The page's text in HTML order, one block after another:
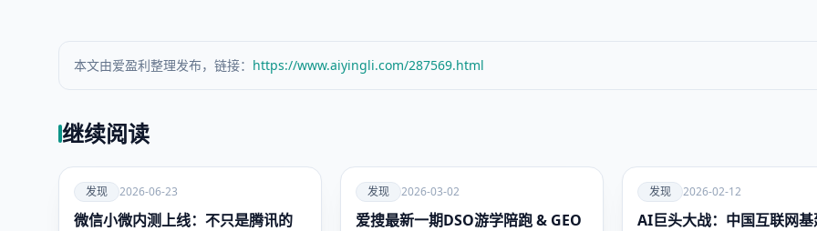
本文由爱盈利整理发布，链接： https://www.aiyingli.com/287569.html
继续阅读
爱
发现
发现 2026-06-23
微信小微内测上线：不只是腾讯的
爱
发现
发现 2026-03-02
爱搜最新一期DSO游学陪跑 & GEO
爱
发现
发现 2026-02-12
AI巨头大战：中国互联网